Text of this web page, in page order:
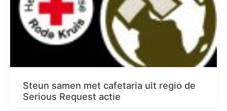
Steun samen met cafetaria uit regio de
Serious Request actie